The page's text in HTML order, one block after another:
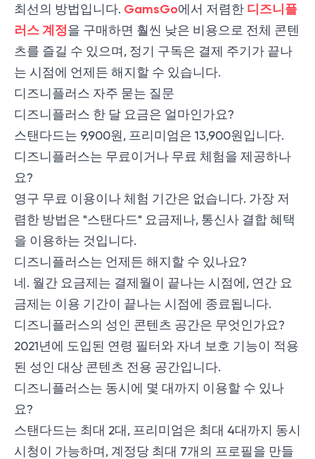
최선의 방법입니다. GamsGo에서 저렴한 디즈니플
러스 계정을 구매하면 훨씬 낮은 비용으로 전체 콘텐
츠를 즐길 수 있으며, 정기 구독은 결제 주기가 끝나
는 시점에 언제든 해지할 수 있습니다.
디즈니플러스 자주 묻는 질문
디즈니플러스 한 달 요금은 얼마인가요?
스탠다드는 9,900원, 프리미엄은 13,900원입니다.
디즈니플러스는 무료이거나 무료 체험을 제공하나
요?
영구 무료 이용이나 체험 기간은 없습니다. 가장 저
렴한 방법은 "스탠다드" 요금제나, 통신사 결합 혜택
을 이용하는 것입니다.
디즈니플러스는 언제든 해지할 수 있나요?
네. 월간 요금제는 결제월이 끝나는 시점에, 연간 요
금제는 이용 기간이 끝나는 시점에 종료됩니다.
디즈니플러스의 성인 콘텐츠 공간은 무엇인가요?
2021년에 도입된 연령 필터와 자녀 보호 기능이 적용
된 성인 대상 콘텐츠 전용 공간입니다.
디즈니플러스는 동시에 몇 대까지 이용할 수 있나
요?
스탠다드는 최대 2대, 프리미엄은 최대 4대까지 동시
시청이 가능하며, 계정당 최대 7개의 프로필을 만들